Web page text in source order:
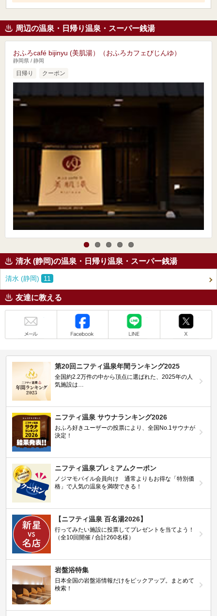
周辺の温泉・日帰り温泉・スーパー銭湯
おふろcafé bijinyu (美肌湯）（おふろカフェびじんゆ）
静岡県 / 静岡
日帰り クーポン
清水 (静岡)の温泉・日帰り温泉・スーパー銭湯
清水 (静岡) 11
友達に教える
第20回ニフティ温泉年間ランキング2025
全国約2.2万件の中から頂点に選ばれた、2025年の人
気施設は…
ニフティ温泉 サウナランキング2026
おふろ好きユーザーの投票により、全国No.1サウナが
決定！
ニフティ温泉プレミアムクーポン
ノジマモバイル会員向け 通常よりもお得な「特別価
格」で人気の温泉を満喫できる！
【ニフティ温泉 百名湯2026】
行ってみたい施設に投票してプレゼントを当てよう！
（全10回開催 / 合計260名様）
岩盤浴特集
日本全国の岩盤浴情報だけをピックアップ。まとめて
検索！